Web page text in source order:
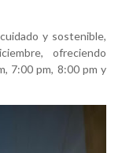
y sostenible,
ofreciendo
7:00 pm, 8:00 pm y